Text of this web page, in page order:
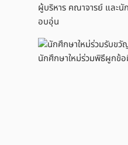
ผู้บริหาร คณาจารย์ และ
อบอุ่น
นักศึกษาใหม่ร่วมพิธีผูกข้